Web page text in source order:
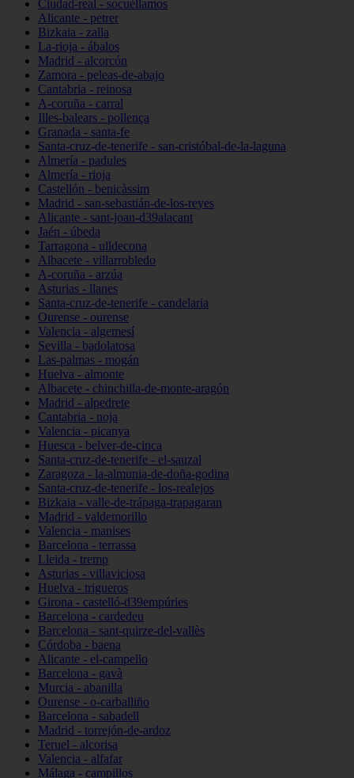
Ciudad-real - socuéllamos
Alicante - petrer
Bizkaia - zalla
La-rioja - ábalos
Madrid - alcorcón
Zamora - peleas-de-abajo
Cantabria - reinosa
A-coruña - carral
Illes-balears - pollença
Granada - santa-fe
Santa-cruz-de-tenerife - san-cristóbal-de-la-laguna
Almería - padules
Almería - rioja
Castellón - benicàssim
Madrid - san-sebastián-de-los-reyes
Alicante - sant-joan-d39alacant
Jaén - úbeda
Tarragona - ulldecona
Albacete - villarrobledo
A-coruña - arzúa
Asturias - llanes
Santa-cruz-de-tenerife - candelaria
Ourense - ourense
Valencia - algemesí
Sevilla - badolatosa
Las-palmas - mogán
Huelva - almonte
Albacete - chinchilla-de-monte-aragón
Madrid - alpedrete
Cantabria - noja
Valencia - picanya
Huesca - belver-de-cinca
Santa-cruz-de-tenerife - el-sauzal
Zaragoza - la-almunia-de-doña-godina
Santa-cruz-de-tenerife - los-realejos
Bizkaia - valle-de-trápaga-trapagaran
Madrid - valdemorillo
Valencia - manises
Barcelona - terrassa
Lleida - tremp
Asturias - villaviciosa
Huelva - trigueros
Girona - castelló-d39empúries
Barcelona - cardedeu
Barcelona - sant-quirze-del-vallès
Córdoba - baena
Alicante - el-campello
Barcelona - gavà
Murcia - abanilla
Ourense - o-carballiño
Barcelona - sabadell
Madrid - torrejón-de-ardoz
Teruel - alcorisa
Valencia - alfafar
Málaga - campillos